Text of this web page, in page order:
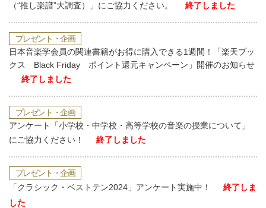
（“推し楽譜”大調査）」にご協力ください。
終了しました
プレゼント・企画
日本音楽学会員の関連書籍がお得に購入できる1週間！「楽天ブッ
クス Black Friday ポイント還元キャンペーン」開催のお知らせ
終了しました
プレゼント・企画
アンケート「小学校・中学校・高等学校の音楽の授業について」
にご協力ください！
終了しました
プレゼント・企画
「クラシック・ベストテン2024」アンケート実施中！
終了しま
した